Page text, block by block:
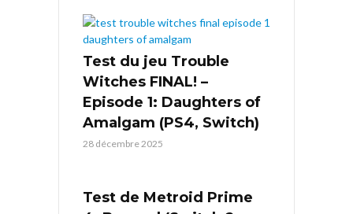
Test du jeu Trouble
Witches FINAL! –
Episode 1: Daughters of
Amalgam (PS4, Switch)
28 décembre 2025
Test de Metroid Prime